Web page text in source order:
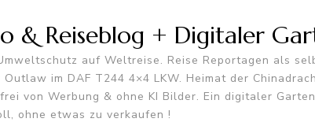
& Reiseblog + Digitaler
auf Weltreise. Reise Reportagen als
im DAF T244 4×4 LKW. Heimat der
von Werbung & ohne KI Bilder. Ein digitaler
ohne etwas zu verkaufen !